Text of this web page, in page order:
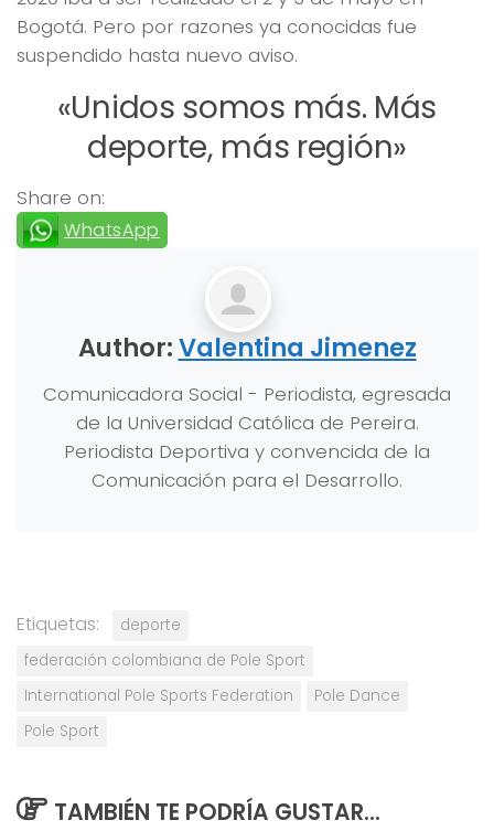
Bogotá. Pero por razones ya conocidas fue
suspendido hasta nuevo aviso.
«Unidos somos más. Más
deporte, más región»
Share on:
WhatsApp
Author:Valentina Jimenez
Comunicadora Social - Periodista, egresada
de la Universidad Católica de Pereira.
Periodista Deportiva y convencida de la
Comunicación para el Desarrollo.
Etiquetas:
deporte
federación colombiana de Pole Sport
International Pole Sports Federation
Pole Dance
Pole Sport
TAMBIÉN TE PODRÍA GUSTAR...